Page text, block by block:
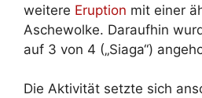
weitere Eruption mit einer
Aschewolke. Daraufhin
auf 3 von 4 („Siaga“)
Die Aktivität setzte sich